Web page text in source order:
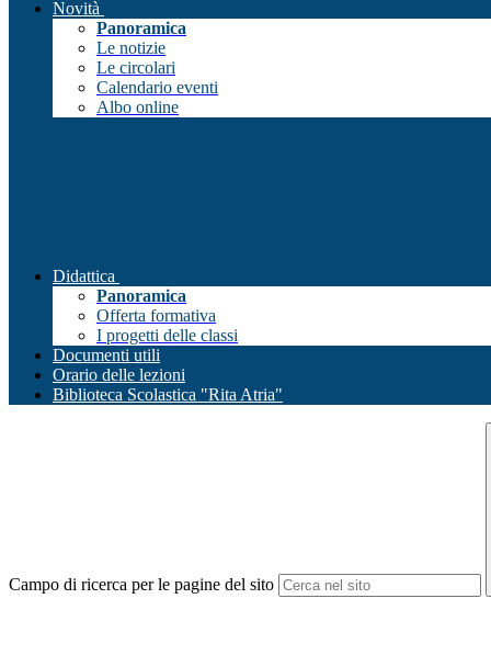
Novità
Panoramica
Le notizie
Le circolari
Calendario eventi
Albo online
Didattica
Panoramica
Offerta formativa
I progetti delle classi
Documenti utili
Orario delle lezioni
Biblioteca Scolastica "Rita Atria"
Campo di ricerca per le pagine del sito